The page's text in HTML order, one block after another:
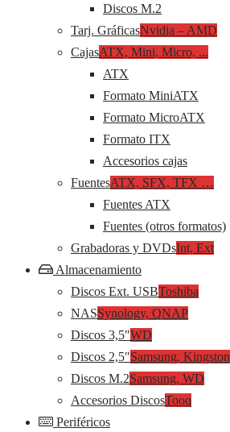
Discos M.2
Tarj. GráficasNvidia – AMD
CajasATX, Mini, Micro, ...
ATX
Formato MiniATX
Formato MicroATX
Formato ITX
Accesorios cajas
FuentesATX, SFX, TFX …
Fuentes ATX
Fuentes (otros formatos)
Grabadoras y DVDsInt, Ext
Almacenamiento
Discos Ext. USBToshiba
NASSynology, QNAP
Discos 3,5″WD
Discos 2,5″Samsung, Kingston
Discos M.2Samsung, WD
Accesorios DiscosTooq
Periféricos